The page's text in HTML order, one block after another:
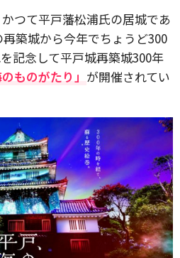
つて平戸藩松浦氏の居城であ
築城から今年でちょうど300
記念して平戸城再築城300年
ものがたり」 が開催されてい